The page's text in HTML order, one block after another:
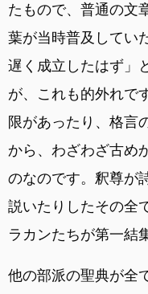
たもので、普通の文
葉が当時普及してい
遅く成立したはず」
が、これも的外れで
限があったり、格言
から、わざわざ古め
のなのです。釈尊が
説いたりしたその全
ラカンたちが第一結
他の部派の聖典が全